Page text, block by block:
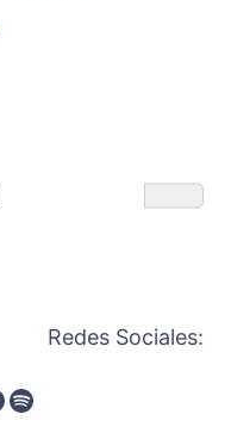
Redes Sociales: